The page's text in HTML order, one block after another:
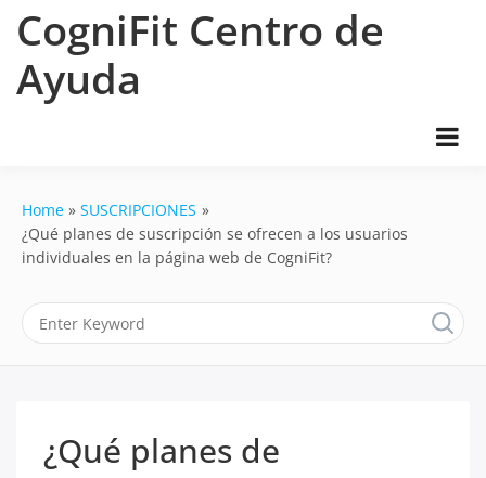
CogniFit Centro de
Ayuda
Home
SUSCRIPCIONES
¿Qué planes de suscripción se ofrecen a los usuarios
individuales en la página web de CogniFit?
¿Qué planes de